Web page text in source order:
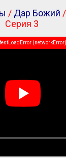
/ Дар Божий
Серия 3
(networkError)